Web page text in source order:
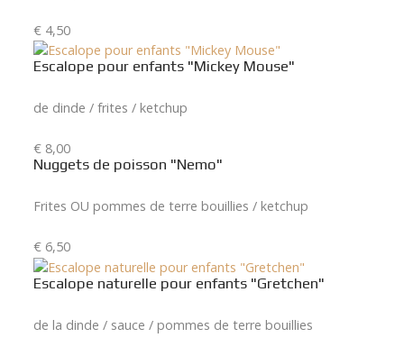
€ 4,50
Escalope pour enfants "Mickey Mouse"
de dinde / frites / ketchup
€ 8,00
Nuggets de poisson "Nemo"
Frites OU pommes de terre bouillies / ketchup
€ 6,50
Escalope naturelle pour enfants "Gretchen"
de la dinde / sauce / pommes de terre bouillies